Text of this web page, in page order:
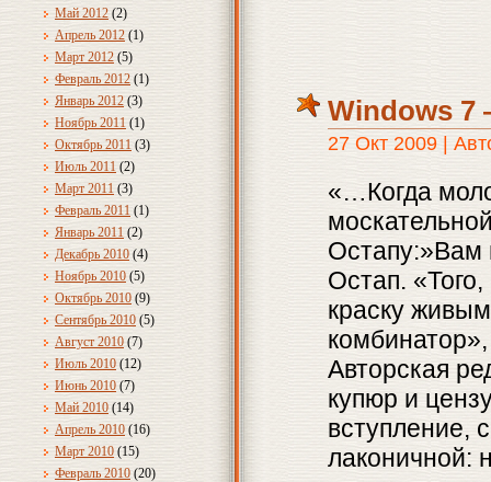
Май 2012 (2)
Апрель 2012 (1)
Март 2012 (5)
Февраль 2012 (1)
Январь 2012 (3)
Ноябрь 2011 (1)
Октябрь 2011 (3)
Июль 2011 (2)
Март 2011 (3)
Февраль 2011 (1)
Январь 2011 (2)
Декабрь 2010 (4)
Ноябрь 2010 (5)
Октябрь 2010 (9)
Сентябрь 2010 (5)
Август 2010 (7)
Июль 2010 (12)
Июнь 2010 (7)
Май 2010 (14)
Апрель 2010 (16)
Март 2010 (15)
Февраль 2010 (20)
Windows 7
27 Окт 2009 |
«…Когда
Остапу:»Вам
Остап.
краску
Авторская
купюр и
вступление,
лаконичной: